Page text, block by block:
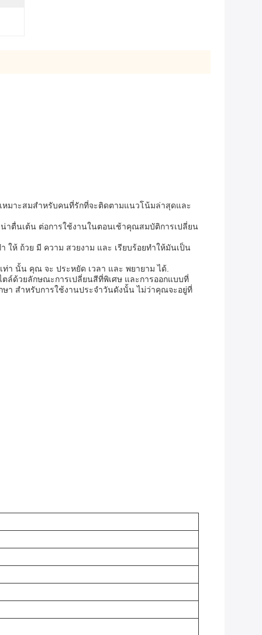
มาะสมสําหรับคนที่รักที่จะติดตามแนวโน้มล่าสุดและ
าตื่นเต้น ต่อการใช้งานในตอนเช้าคุณสมบัติการเปลี่ยน
ห้ ถ้วย มี ความ สวยงาม และ เรียบร้อยทําให้มันเป็น
ท่า นั้น คุณ จะ ประหยัด เวลา และ พยายาม ได้.
ล์ด้วยลักษณะการเปลี่ยนสีที่พิเศษ และการออกแบบที่
ษา สําหรับการใช้งานประจําวันดังนั้น ไม่ว่าคุณจะอยู่ที่